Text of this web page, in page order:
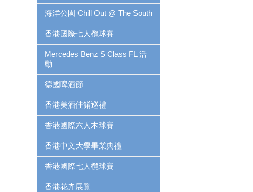
海洋公園 Chill Out @ The South
香港國際七人欖球賽
Mercedes Benz S Class FL 活
動
德國啤酒節
香港美酒佳餚巡禮
香港國際六人木球賽
香港中文大學畢業典禮
香港國際七人欖球賽
香港花卉展覽